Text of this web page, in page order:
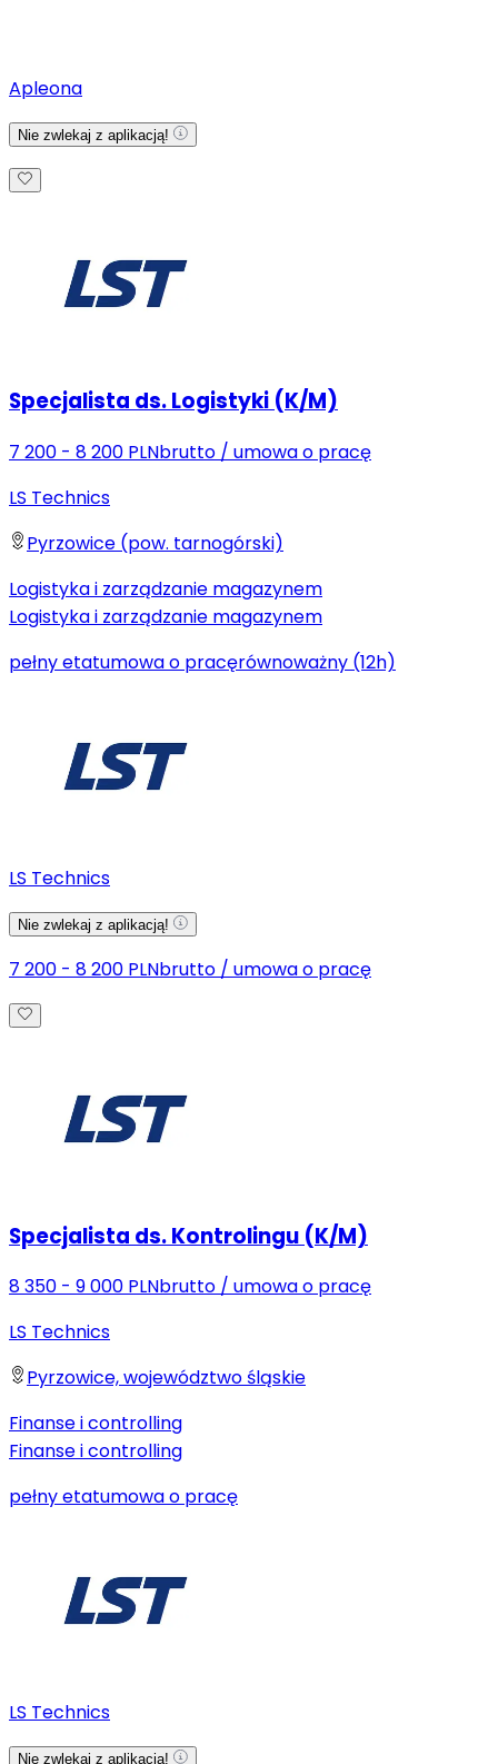
Apleona
Nie zwlekaj z aplikacją!
Specjalista ds. Logistyki (K/M)
7 200 - 8 200 PLNbrutto / umowa o pracę
LS Technics
Pyrzowice (pow. tarnogórski)
Logistyka i zarządzanie magazynem
Logistyka i zarządzanie magazynem
pełny etatumowa o pracęrównoważny (12h)
LS Technics
Nie zwlekaj z aplikacją!
7 200 - 8 200 PLNbrutto / umowa o pracę
Specjalista ds. Kontrolingu (K/M)
8 350 - 9 000 PLNbrutto / umowa o pracę
LS Technics
Pyrzowice, województwo śląskie
Finanse i controlling
Finanse i controlling
pełny etatumowa o pracę
LS Technics
Nie zwlekaj z aplikacją!